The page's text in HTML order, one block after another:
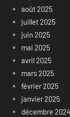
août 2025
juillet 2025
juin 2025
mai 2025
avril 2025
mars 2025
février 2025
janvier 2025
décembre 2024